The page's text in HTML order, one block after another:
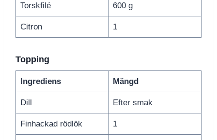
Torskfilé 600 g
Citron 1
Topping
Ingrediens Mängd
Dill Efter smak
Finhackad rödlök 1